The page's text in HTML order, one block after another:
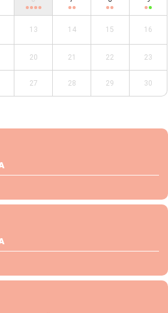
13 14 15 16
20 21 22 23
27 28 29 30